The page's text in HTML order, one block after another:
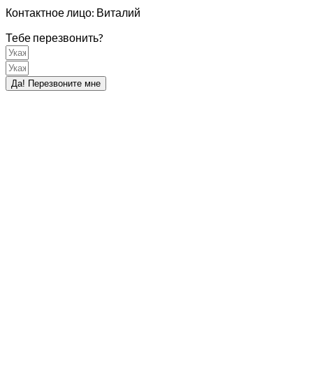
Контактное лицо: Виталий
Тебе перезвонить?
Да! Перезвоните мне